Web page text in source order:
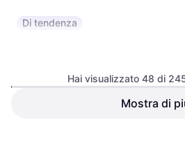
Di tendenza
Autry Medalist Low M - White
Hai visualizzato 48 di
Mostra di